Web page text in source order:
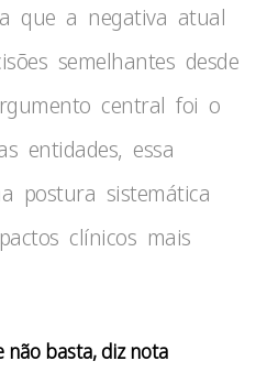
que a negativa atual
semelhantes desde
central foi o
entidades, essa
postura sistemática
clínicos mais
não basta, diz nota